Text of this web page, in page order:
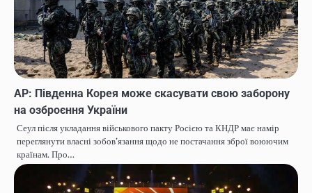
AP: Південна Корея може скасувати свою заборону
на озброєння України
Сеул після укладання військового пакту Росією та КНДР має намір
переглянути власні зобов’язання щодо не постачання зброї воюючим
країнам. Про…